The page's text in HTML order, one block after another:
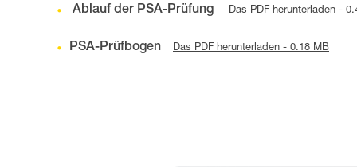
Ablauf der PSA-Prüfung Das PDF herunterladen -
PSA-Prüfbogen Das PDF herunterladen - 0.18 MB